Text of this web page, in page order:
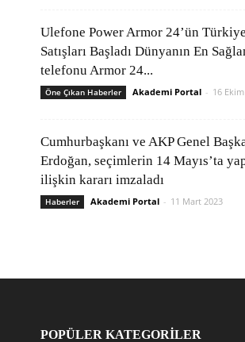
Ulefone Power Armor 24’ün
Satışları Başladı Dünyanın En
telefonu Armor 24...
Öne Çıkan Haberler Akademi Portal - 16
Cumhurbaşkanı ve AKP Genel
Erdoğan, seçimlerin 14 Mayıs’ta
ilişkin kararı imzaladı
Haberler Akademi Portal - 11 Mart 2023
POPÜLER KATEGORİLER